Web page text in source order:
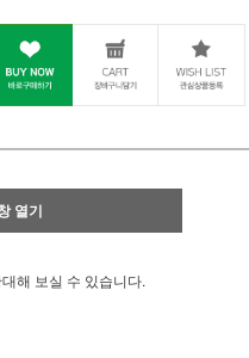
열기
해 보실 수 있습니다.